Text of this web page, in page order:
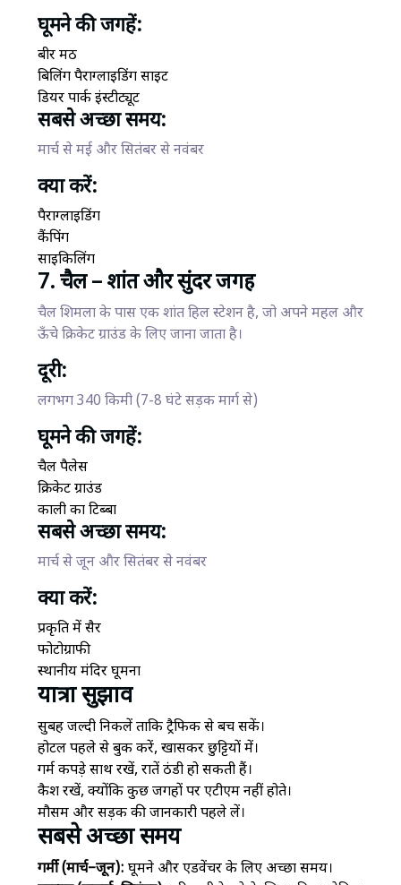
घूमने की जगहें:
बीर मठ
बिलिंग पैराग्लाइडिंग साइट
डियर पार्क इंस्टीट्यूट
सबसे अच्छा समय:
मार्च से मई और सितंबर से नवंबर
क्या करें:
पैराग्लाइडिंग
कैंपिंग
साइकिलिंग
7. चैल – शांत और सुंदर जगह
चैल शिमला के पास एक शांत हिल स्टेशन है, जो अपने महल और
ऊँचे क्रिकेट ग्राउंड के लिए जाना जाता है।
दूरी:
लगभग 340 किमी (7-8 घंटे सड़क मार्ग से)
घूमने की जगहें:
चैल पैलेस
क्रिकेट ग्राउंड
काली का टिब्बा
सबसे अच्छा समय:
मार्च से जून और सितंबर से नवंबर
क्या करें:
प्रकृति में सैर
फोटोग्राफी
स्थानीय मंदिर घूमना
यात्रा सुझाव
सुबह जल्दी निकलें ताकि ट्रैफिक से बच सकें।
होटल पहले से बुक करें, खासकर छुट्टियों में।
गर्म कपड़े साथ रखें, रातें ठंडी हो सकती हैं।
कैश रखें, क्योंकि कुछ जगहों पर एटीएम नहीं होते।
मौसम और सड़क की जानकारी पहले लें।
सबसे अच्छा समय
गर्मी (मार्च–जून): घूमने और एडवेंचर के लिए अच्छा समय।